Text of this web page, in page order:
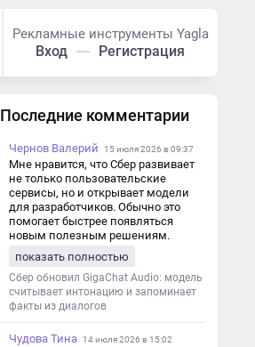
Рекламные инструменты Yagla
Вход Регистрация
Последние комментарии
Чернов Валерий 15 июля 2026 в 09:37
Мне нравится, что Сбер развивает
не только пользовательские
сервисы, но и открывает модели
для разработчиков. Обычно это
помогает быстрее появляться
новым полезным решениям.
показать полностью
Сбер обновил GigaChat Audio: модель
считывает интонацию и запоминает
факты из диалогов
Чудова Тина 14 июля 2026 в 15:02